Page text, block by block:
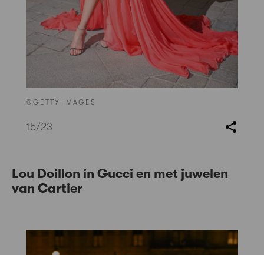
©GETTY IMAGES
15/23
Lou Doillon in Gucci en met juwelen
van Cartier